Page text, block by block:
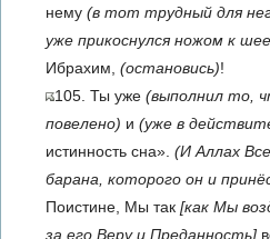
нему (в тот трудный для
уже прикоснулся ножом к
Ибрахим, (остановись)!
105. Ты уже (выполнил то,
повелено) и (уже в
истинность сна». (И Аллах
барана, которого он и
Поистине, Мы так [как Мы
за его Веру и Преданность]